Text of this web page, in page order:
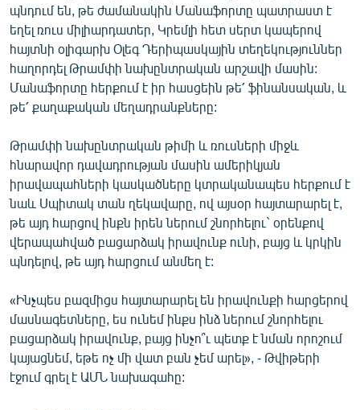
պնդում են, թե ժամանակին Մանաֆորտը պատրաստ է
եղել ռուս միլիարդատեր, Կրեմլի հետ սերտ կապերով
հայտնի օլիգարխ Օլեգ Դերիպասկային տեղեկություններ
հաղորդել Թրամփի նախընտրական արշավի մասին:
Մանաֆորտը հերքում է իր հասցեին թե՛ ֆինանսական, և
թե՛ քաղաքական մեղադրանքները:
Թրամփի նախընտրական թիմի և ռուսների միջև
հնարավոր դավադրության մասին ամերիկյան
իրավապահների կասկածները կտրականապես հերքում է
նաև Սպիտակ տան ղեկավարը, ով այսօր հայտարարել է,
թե այդ հարցով ինքն իրեն ներում շնորհելու` օրենքով
վերապահված բացարձակ իրավունք ունի, բայց և կրկին
պնդելով, թե այդ հարցում անմեղ է:
«Ինչպես բազմիցս հայտարարել են իրավունքի հարցերով
մասնագետները, ես ունեմ ինքս ինձ ներում շնորհելու
բացարձակ իրավունք, բայց ինչո՞ւ պետք է նման որոշում
կայացնեմ, եթե ոչ մի վատ բան չեմ արել», - Թվիթերի
էջում գրել է ԱՄՆ նախագահը: